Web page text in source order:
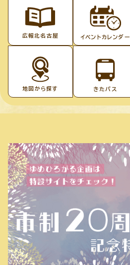
広報北名古屋 イベントカレンダー
地図から探す きたバス